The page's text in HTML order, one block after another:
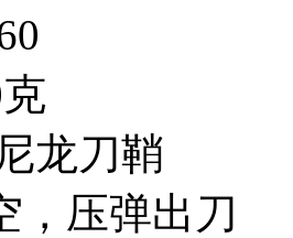
龙刀鞘
，压弹出刀